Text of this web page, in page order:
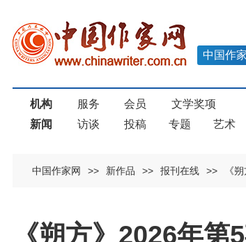
中国作
机构 服务 会员
文学奖项
新闻
访谈 投稿 专题 艺术
中国作家网 >> 新作品 >> 报刊在线 >> 《朔
《朔方》2026年